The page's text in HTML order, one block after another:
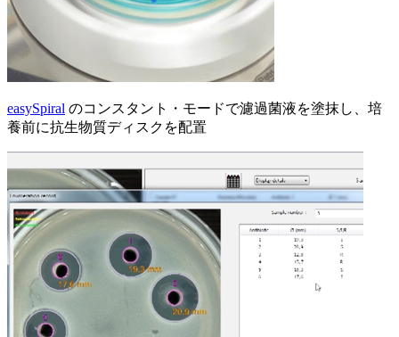
easySpiral のコンスタント・モードで濾過菌液を塗抹し、培
養前に抗生物質ディスクを配置